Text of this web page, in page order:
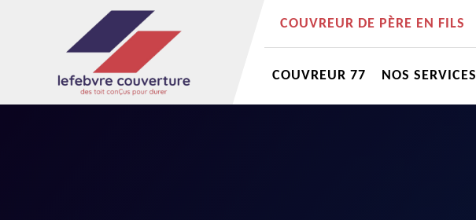
COUVREUR DE PÈRE EN FILS
COUVREUR 77 NOS SERVICES